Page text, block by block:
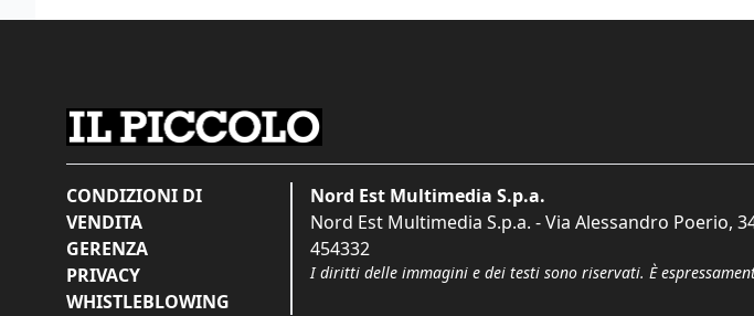
CONDIZIONI DI
VENDITA
GERENZA
PRIVACY
WHISTLEBLOWING
Nord Est Multimedia S.p.a.
Nord Est Multimedia S.p.a. - Via Alessandro Poerio,
454332
I diritti delle immagini e dei testi sono riservati. È